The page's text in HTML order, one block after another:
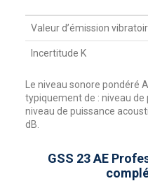
Valeur d’émission
Incertitude K
Le niveau sonore
typiquement de : niveau de
niveau de puissance
dB.
GSS 23 AE